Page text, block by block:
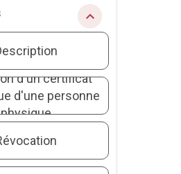
chevron_right
d'un certificat
d'une personne
physique